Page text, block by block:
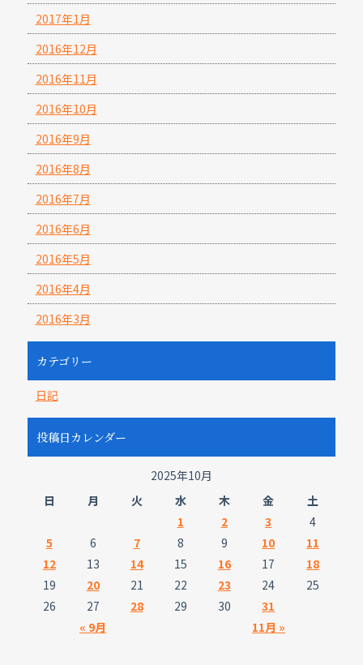
2017年1月
2016年12月
2016年11月
2016年10月
2016年9月
2016年8月
2016年7月
2016年6月
2016年5月
2016年4月
2016年3月
カテゴリー
日記
投稿日カレンダー
2025年10月
日
月 火 水 木 金 土
« 9月 11月 »
1 2 3
4
5
6 7 8 9 10
11
12
13 14 15 16 17
18
19
20 21 22 23 24
25
26
27 28 29 30 31